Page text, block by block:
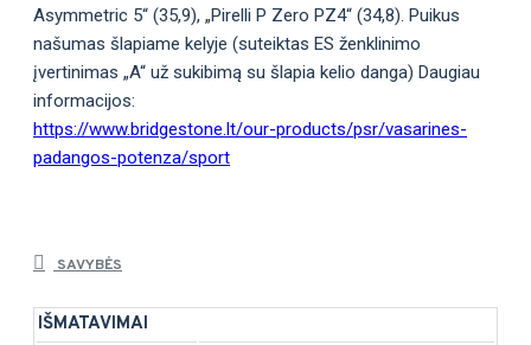
Asymmetric 5“ (35,9), „Pirelli P Zero PZ4“ (34,8). Puikus
našumas šlapiame kelyje (suteiktas ES ženklinimo
įvertinimas „A“ už sukibimą su šlapia kelio danga) Daugiau
informacijos:
https://www.bridgestone.lt/our-products/psr/vasarines-
padangos-potenza/sport
SAVYBĖS
IŠMATAVIMAI